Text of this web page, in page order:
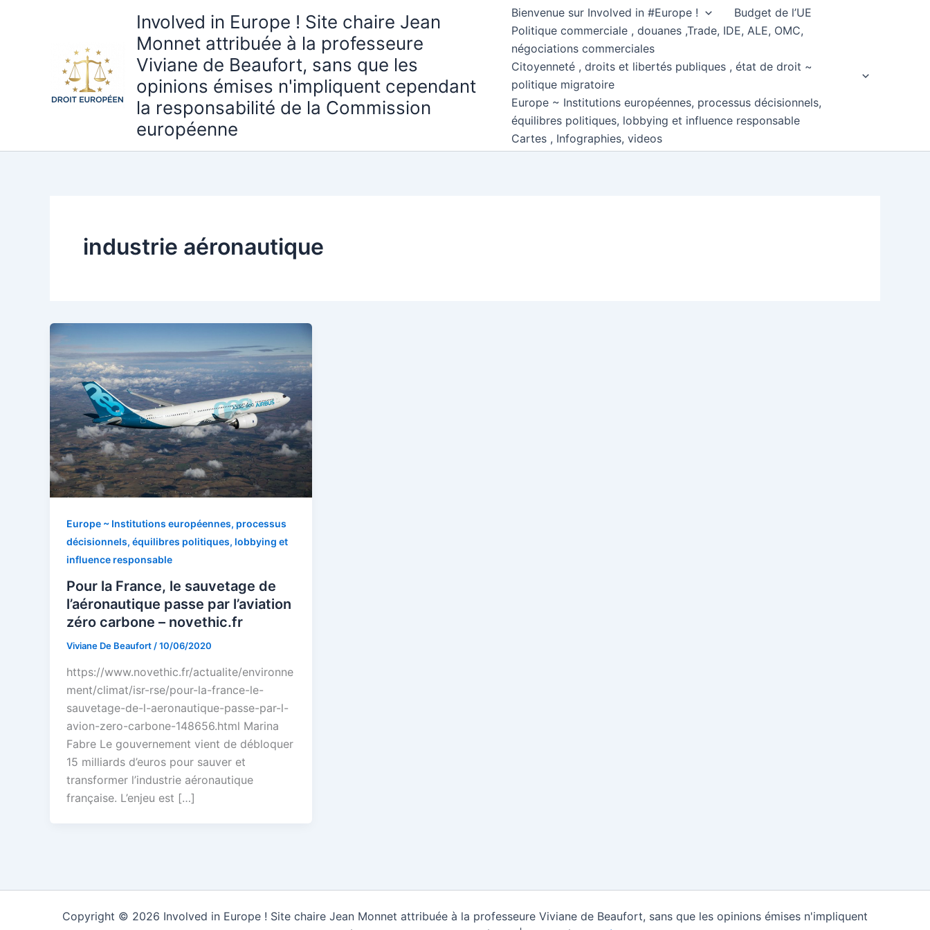
Involved in Europe ! Site chaire Jean
Monnet attribuée à la professeure
Viviane de Beaufort, sans que les
opinions émises n'impliquent cependant
la responsabilité de la Commission
européenne
Bienvenue sur Involved in #Europe !
Budget de l’UE
Politique commerciale , douanes ,Trade, IDE, ALE, OMC,
négociations commerciales
Citoyenneté , droits et libertés publiques , état de droit ~
politique migratoire
Europe ~ Institutions européennes, processus décisionnels,
équilibres politiques, lobbying et influence responsable
Cartes , Infographies, videos
industrie aéronautique
Europe ~ Institutions européennes, processus
décisionnels, équilibres politiques, lobbying et
influence responsable
Pour la France, le sauvetage de
l’aéronautique passe par l’aviation
zéro carbone – novethic.fr
Viviane De Beaufort /10/06/2020
https://www.novethic.fr/actualite/environne
ment/climat/isr-rse/pour-la-france-le-
sauvetage-de-l-aeronautique-passe-par-l-
avion-zero-carbone-148656.html Marina
Fabre Le gouvernement vient de débloquer
15 milliards d’euros pour sauver et
transformer l’industrie aéronautique
française. L’enjeu est […]
Copyright © 2026 Involved in Europe ! Site chaire Jean Monnet attribuée à la professeure Viviane de Beaufort, sans que les opinions émises n'impliquent